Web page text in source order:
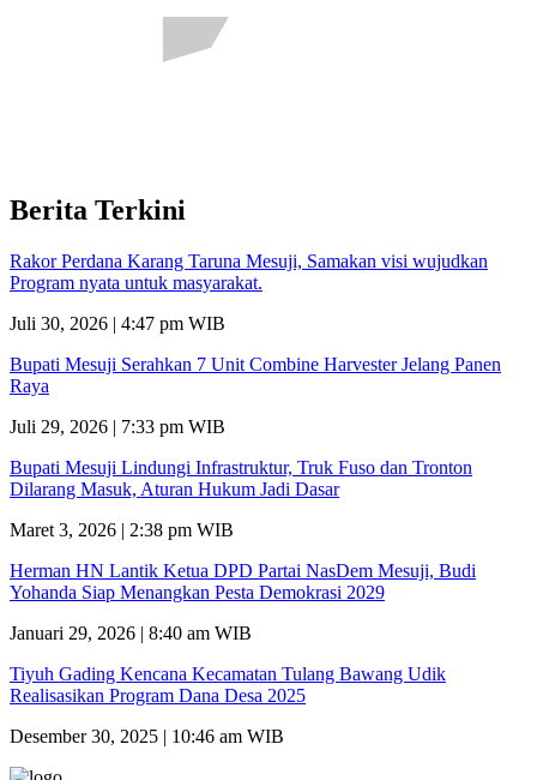
Berita Terkini
Rakor Perdana Karang Taruna Mesuji, Samakan visi wujudkan
Program nyata untuk masyarakat.
Juli 30, 2026 | 4:47 pm WIB
Bupati Mesuji Serahkan 7 Unit Combine Harvester Jelang Panen
Raya
Juli 29, 2026 | 7:33 pm WIB
Bupati Mesuji Lindungi Infrastruktur, Truk Fuso dan Tronton
Dilarang Masuk, Aturan Hukum Jadi Dasar
Maret 3, 2026 | 2:38 pm WIB
Herman HN Lantik Ketua DPD Partai NasDem Mesuji, Budi
Yohanda Siap Menangkan Pesta Demokrasi 2029
Januari 29, 2026 | 8:40 am WIB
Tiyuh Gading Kencana Kecamatan Tulang Bawang Udik
Realisasikan Program Dana Desa 2025
Desember 30, 2025 | 10:46 am WIB